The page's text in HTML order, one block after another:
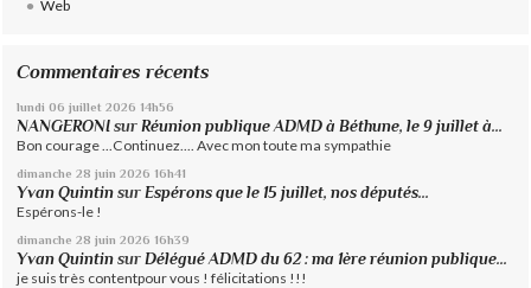
Web
Commentaires récents
lundi 06 juillet 2026 14h56
NANGERONI surRéunion publique ADMD à Béthune, le 9 juillet à...
Bon courage ...Continuez.... Avec mon toute ma sympathie
dimanche 28 juin 2026 16h41
Yvan Quintin surEspérons que le 15 juillet, nos députés...
Espérons-le !
dimanche 28 juin 2026 16h39
Yvan Quintin surDélégué ADMD du 62 : ma 1ère réunion publique...
je suis très contentpour vous ! félicitations !!!